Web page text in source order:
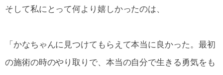
そして私にとって何より嬉しかったのは、
「かなちゃんに見つけてもらえて本当に良かった。最初
の施術の時のやり取りで、本当の自分で生きる勇気をも